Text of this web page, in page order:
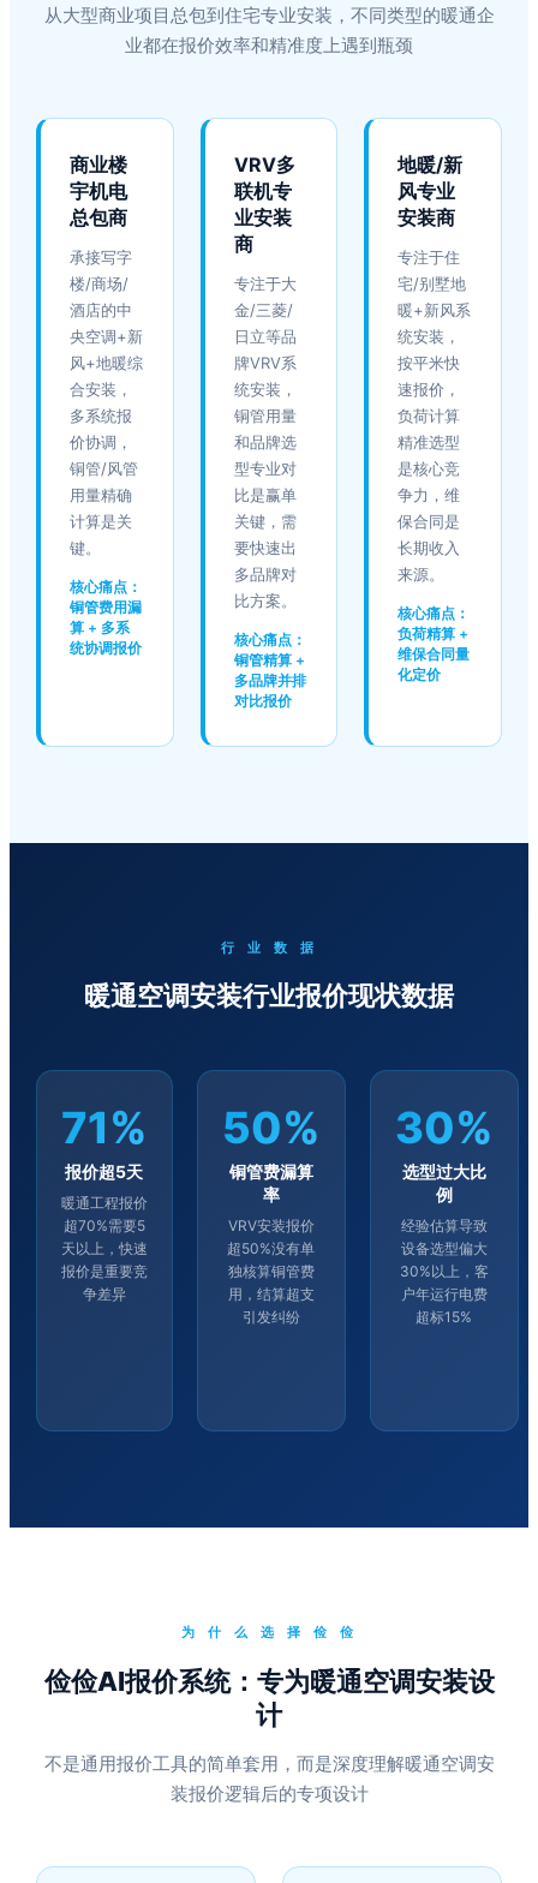
从大型商业项目总包到住宅专业安装，不同类型的暖通企
业都在报价效率和精准度上遇到瓶颈
商业楼
宇机电
总包商
承接写字
楼/商场/
酒店的中
央空调+新
风+地暖综
合安装，
多系统报
价协调，
铜管/风管
用量精确
计算是关
键。
核心痛点：
铜管费用漏
算 + 多系
统协调报价
VRV多
联机专
业安装
商
专注于大
金/三菱/
日立等品
牌VRV系
统安装，
铜管用量
和品牌选
型专业对
比是赢单
关键，需
要快速出
多品牌对
比方案。
核心痛点：
铜管精算 +
多品牌并排
对比报价
地暖/新
风专业
安装商
专注于住
宅/别墅地
暖+新风系
统安装，
按平米快
速报价，
负荷计算
精准选型
是核心竞
争力，维
保合同是
长期收入
来源。
核心痛点：
负荷精算 +
维保合同量
化定价
行 业 数 据
暖通空调安装行业报价现状数据
71%
报价超5天
暖通工程报价
超70%需要5
天以上，快速
报价是重要竞
争差异
50%
铜管费漏算
率
VRV安装报价
超50%没有单
独核算铜管费
用，结算超支
引发纠纷
30%
选型过大比
例
经验估算导致
设备选型偏大
30%以上，客
户年运行电费
超标15%
为 什 么 选 择 俭 俭
俭俭AI报价系统：专为暖通空调安装设
计
不是通用报价工具的简单套用，而是深度理解暖通空调安
装报价逻辑后的专项设计